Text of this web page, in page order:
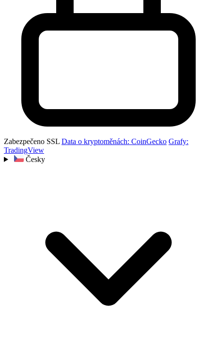
Zabezpečeno SSL Data o kryptoměnách: CoinGecko Grafy:
TradingView
Česky